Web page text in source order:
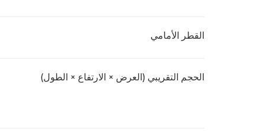
القطر الأمامي
الحجم التقريبي (العرض × الارتفاع × الطول)